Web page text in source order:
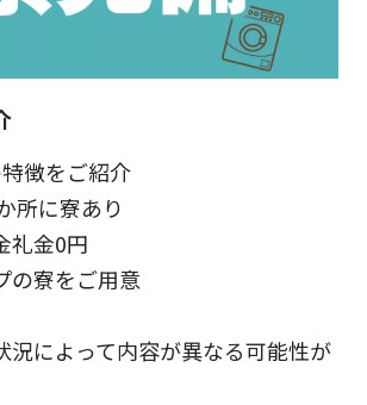
徴をご紹介
所に寮あり
礼金0円
寮をご用意
況によって内容が異なる可能性が